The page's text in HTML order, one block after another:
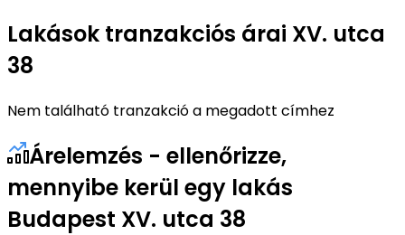
Lakások tranzakciós árai XV. utca
38
Nem található tranzakció a megadott címhez
Árelemzés - ellenőrizze,
mennyibe kerül egy lakás
Budapest XV. utca 38